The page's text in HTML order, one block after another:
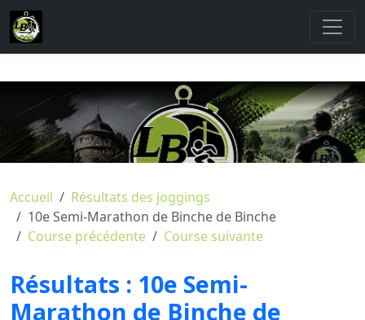
Accueil
Résultats des joggings
10e Semi-Marathon de Binche de Binche
Course précédente
Course suivante
Résultats : 10e Semi-
Marathon de Binche de